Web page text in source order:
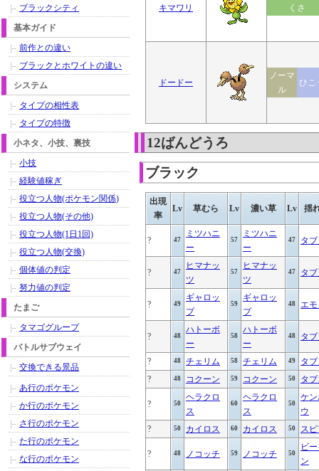
キマワリ くさ
ドードー
ノーマ
ル
ひこ
12ばんどうろ
ブラック
出現
率
Lv 草むら Lv 濃い草 Lv 揺
? 47
ミツハニ
ー
57
ミツハニ
ー
47 タ
? 47
ヒマナッ
ツ
57
ヒマナッ
ツ
47 タ
? 49
ギャロッ
プ
59
ギャロッ
プ
48 エ
? 48
ハトーボ
ー
58
ハトーボ
ー
48 タ
? 48 チェリム 58 チェリム 49
タ
?
48 コクーン 59 コクーン 50 タ
? 50
ヘラクロ
ス
60
ヘラクロ
ス
50
ケ
ウ
?
50 カイロス 60 カイロス 50 ス
? 48 ノコッチ 59 ノコッチ 50
ビ
ン
ブラックシティ
基本ガイド
前作との違い
ブラックとホワイトの違い
システム
タイプの相性表
タイプの特徴
小ネタ、小技、裏技
小技
経験値稼ぎ
役立つ人物(ポケモン関係)
役立つ人物(その他)
役立つ人物(1日1回)
役立つ人物(交換)
個体値の判定
努力値の判定
たまご
タマゴグループ
バトルサブウェイ
交換できる景品
あ行のポケモン
か行のポケモン
さ行のポケモン
た行のポケモン
な行のポケモン